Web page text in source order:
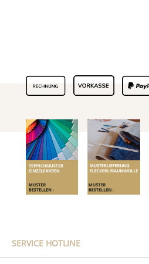
SERVICE HOTLINE